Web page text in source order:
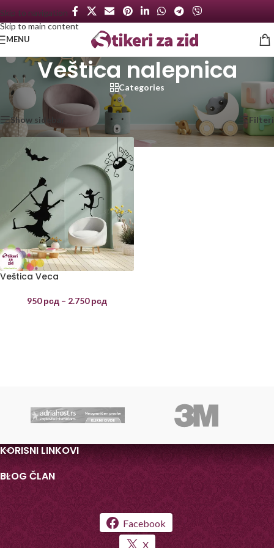
Skip to navigation
Skip to main content
MENU
Veštica nalepnica
Categories
Početna
Proizvod označen „Veštica nalepnica“ Prikazan jedan rezultat
Show sidebar Filteri
Veštica Veca
950рсд – 2.750рсд
KORISNI LINKOVI
BLOG ČLAN
Facebook
X